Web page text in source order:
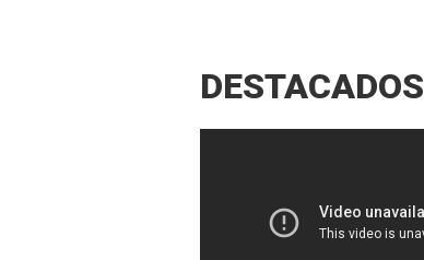
DESTACADOS